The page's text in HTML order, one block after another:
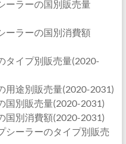
ーラーの国別販売量
ーラーの国別消費額
タイプ別販売量(2020-
用途別販売量(2020-2031)
国別販売量(2020-2031)
国別消費額(2020-2031)
シーラーのタイプ別販売